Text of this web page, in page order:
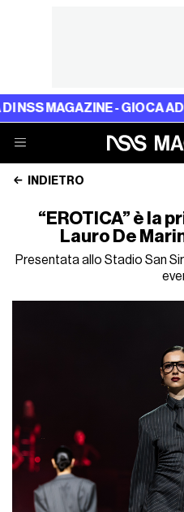
- GIOCA ADESSOIL
INDIETRO
“EROTICA” è la
Lauro De
Presentata allo Stadio San